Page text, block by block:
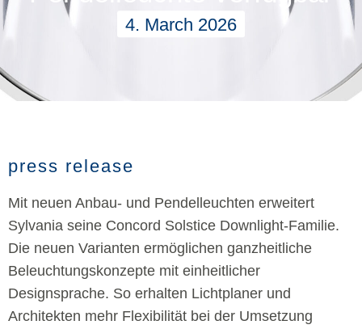
4. March 2026
press release
Mit neuen Anbau- und Pendelleuchten erweitert
Sylvania seine Concord Solstice Downlight-Familie.
Die neuen Varianten ermöglichen ganzheitliche
Beleuchtungskonzepte mit einheitlicher
Designsprache. So erhalten Lichtplaner und
Architekten mehr Flexibilität bei der Umsetzung